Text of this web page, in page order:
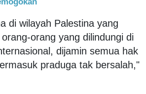
di wilayah Palestina yang
orang yang dilindungi di
dijamin semua hak
praduga tak bersalah,"